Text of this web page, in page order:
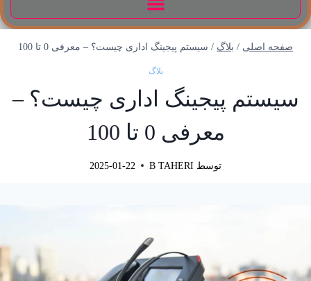
صفحه اصلی / بلاگ / سیستم پیجینگ اداری چیست؟ – معرفی 0 تا 100
بلاگ
سیستم پیجینگ اداری چیست؟ –
معرفی 0 تا 100
توسط B TAHERI
2025-01-22